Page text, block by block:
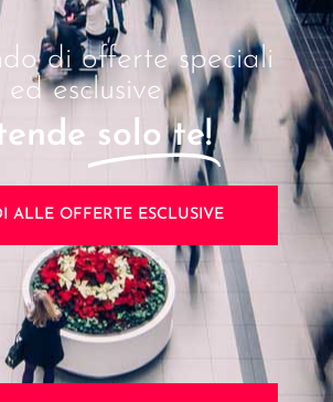
di offerte speciali
ed esclusive
solo te!
ALLE OFFERTE ESCLUSIVE